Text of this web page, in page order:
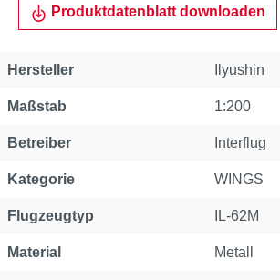
Produktdatenblatt downloaden
Hersteller Ilyushin
Maßstab 1:200
Betreiber Interflug
Kategorie WINGS
Flugzeugtyp IL-62M
Material Metall